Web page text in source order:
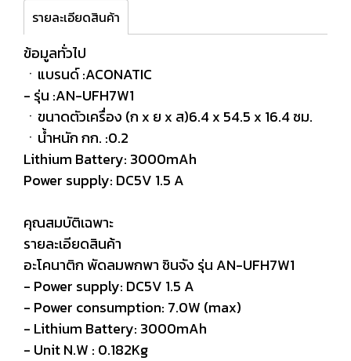
รายละเอียดสินค้า
ข้อมูลทั่วไป
ㆍแบรนด์ :ACONATIC
- รุ่น :AN-UFH7W1
ㆍขนาดตัวเครื่อง (ก x ย x ส)6.4 x 54.5 x 16.4 ซม.
ㆍน้ำหนัก กก. :0.2
Lithium Battery: 3000mAh
Power supply: DC5V 1.5 A
คุณสมบัติเฉพาะ
รายละเอียดสินค้า
อะโคนาติก พัดลมพกพา ชินจัง รุ่น AN-UFH7W1
- Power supply: DC5V 1.5 A
- Power consumption: 7.0W (max)
- Lithium Battery: 3000mAh
- Unit N.W : 0.182Kg